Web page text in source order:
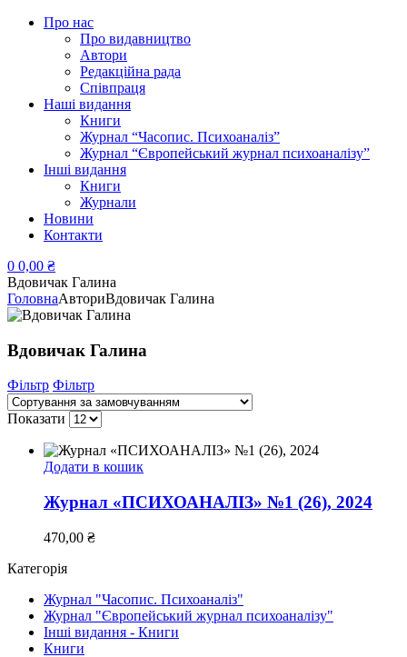
Про нас
Про видавництво
Автори
Редакційна рада
Співпраця
Наші видання
Книги
Журнал “Часопис. Психоаналіз”
Журнал “Європейський журнал психоаналізу”
Інші видання
Книги
Журнали
Новини
Контакти
0 0,00 ₴
Вдовичак Галина
ГоловнаАвториВдовичак Галина
Вдовичак Галина
Фільтр Фільтр
Показати
Додати в кошик
Журнал «ПСИХОАНАЛІЗ» №1 (26), 2024
470,00 ₴
Категорія
Журнал "Часопис. Психоаналіз"
Журнал "Європейський журнал психоаналізу"
Інші видання - Книги
Книги